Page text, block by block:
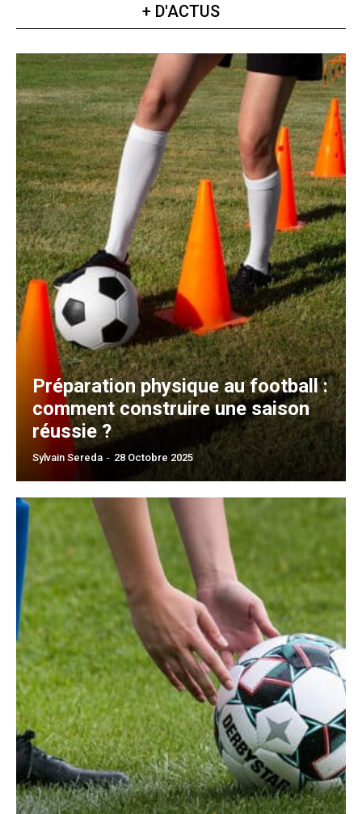
+ D'ACTUS
Préparation physique au football :
comment construire une saison
réussie ?
Sylvain Sereda - 28 Octobre 2025